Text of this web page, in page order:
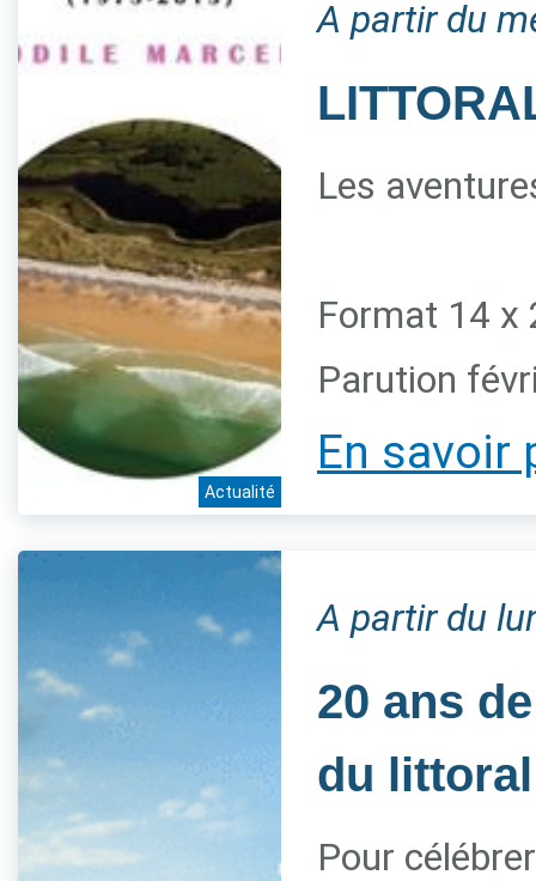
Actualité
A partir du
Les
Format 14 x
Parution
En savoir
A partir du
20 ans
du littoral
Pour